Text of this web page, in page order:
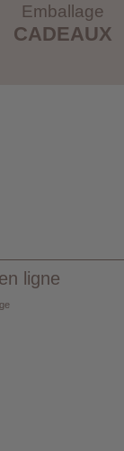
Emballage
CADEAUX
ligne